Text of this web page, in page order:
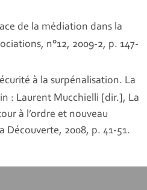
de la médiation dans la
n°12, 2009-2, p. 147-
à la surpénalisation. La
: Laurent Mucchielli [dir.], La
à l’ordre et nouveau
Découverte, 2008, p. 41-51.